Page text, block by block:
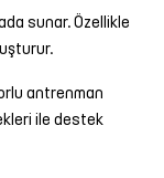
sunar. Özellikle
antrenman
ile destek